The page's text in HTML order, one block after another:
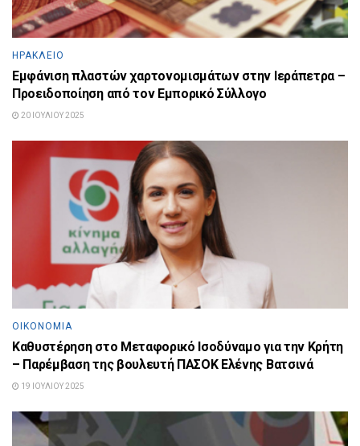
ΗΡΆΚΛΕΙΟ
Εμφάνιση πλαστών χαρτονομισμάτων στην Ιεράπετρα –
Προειδοποίηση από τον Εμπορικό Σύλλογο
20 ΙΟΥΛΊΟΥ 2025
ΟΙΚΟΝΟΜΊΑ
Καθυστέρηση στο Μεταφορικό Ισοδύναμο για την Κρήτη
– Παρέμβαση της βουλευτή ΠΑΣΟΚ Ελένης Βατσινά
19 ΙΟΥΛΊΟΥ 2025